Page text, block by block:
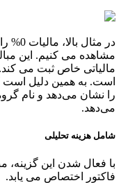
در
مشاهده می کنیم. این
می‌دهد.
شامل هزینه تحلیلی
با فعال شدن این گزینه،
فاکتور اختصاص می یابد.